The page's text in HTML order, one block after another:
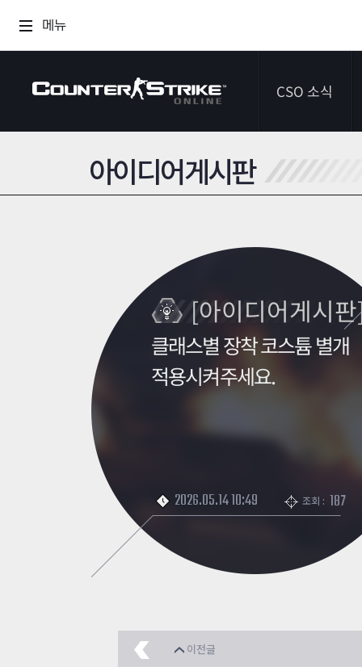
메뉴
CSO 소식
아이디어게시판
[아이디어게시
클래스별 장착 코스튬 별개
적용시켜주세요.
2026.05.14 10:49 조회 : 187
이전글